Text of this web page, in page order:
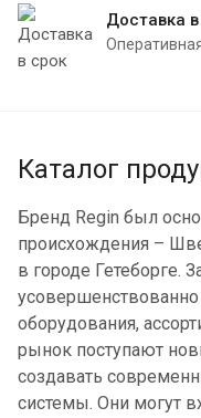
Доставка
Каталог
Бренд Regin был
происхождения –
в городе Гетеборге.
оборудования,
рынок поступают
создавать
системы. Они могут